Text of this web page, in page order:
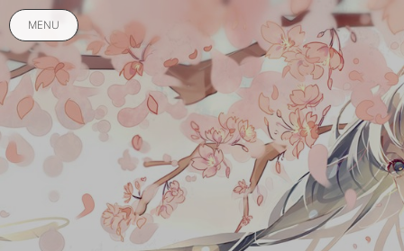
MENU